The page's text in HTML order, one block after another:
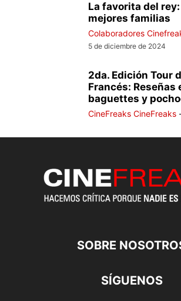
La favorita del
mejores familias
Colaboradores
5 de diciembre de 2024
2da. Edición Tour
Francés: Reseñas
baguettes y
CineFreaks CineFreaks
SOBRE
SÍGUENOS